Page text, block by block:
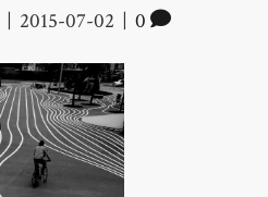
| 2015-07-02 | 0